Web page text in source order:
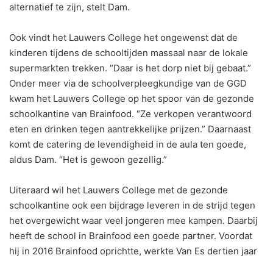
alternatief te zijn, stelt Dam.
Ook vindt het Lauwers College het ongewenst dat de
kinderen tijdens de schooltijden massaal naar de lokale
supermarkten trekken. “Daar is het dorp niet bij gebaat.”
Onder meer via de schoolverpleegkundige van de GGD
kwam het Lauwers College op het spoor van de gezonde
schoolkantine van Brainfood. “Ze verkopen verantwoord
eten en drinken tegen aantrekkelijke prijzen.” Daarnaast
komt de catering de levendigheid in de aula ten goede,
aldus Dam. “Het is gewoon gezellig.”
Uiteraard wil het Lauwers College met de gezonde
schoolkantine ook een bijdrage leveren in de strijd tegen
het overgewicht waar veel jongeren mee kampen. Daarbij
heeft de school in Brainfood een goede partner. Voordat
hij in 2016 Brainfood oprichtte, werkte Van Es dertien jaar